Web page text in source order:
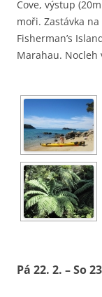
Cove, výstup
moři. Zastávka
Fisherman’s
Marahau. Nocleh
Pá 22. 2. – So